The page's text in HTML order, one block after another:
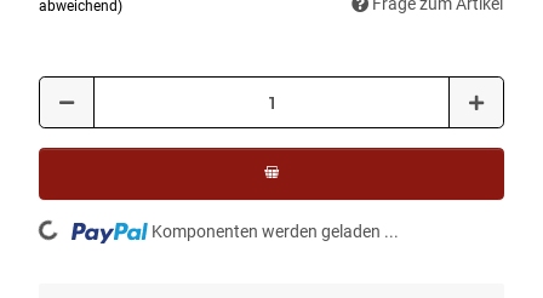
abweichend)
Loading... Komponenten werden geladen ...